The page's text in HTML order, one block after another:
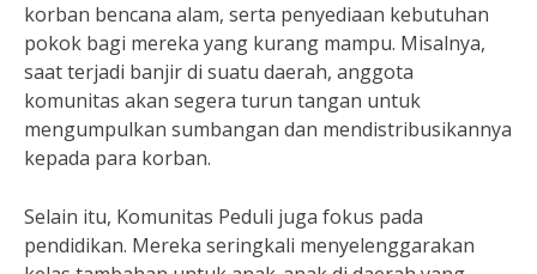
korban bencana alam, serta penyediaan kebutuhan
pokok bagi mereka yang kurang mampu. Misalnya,
saat terjadi banjir di suatu daerah, anggota
komunitas akan segera turun tangan untuk
mengumpulkan sumbangan dan mendistribusikannya
kepada para korban.
Selain itu, Komunitas Peduli juga fokus pada
pendidikan. Mereka seringkali menyelenggarakan